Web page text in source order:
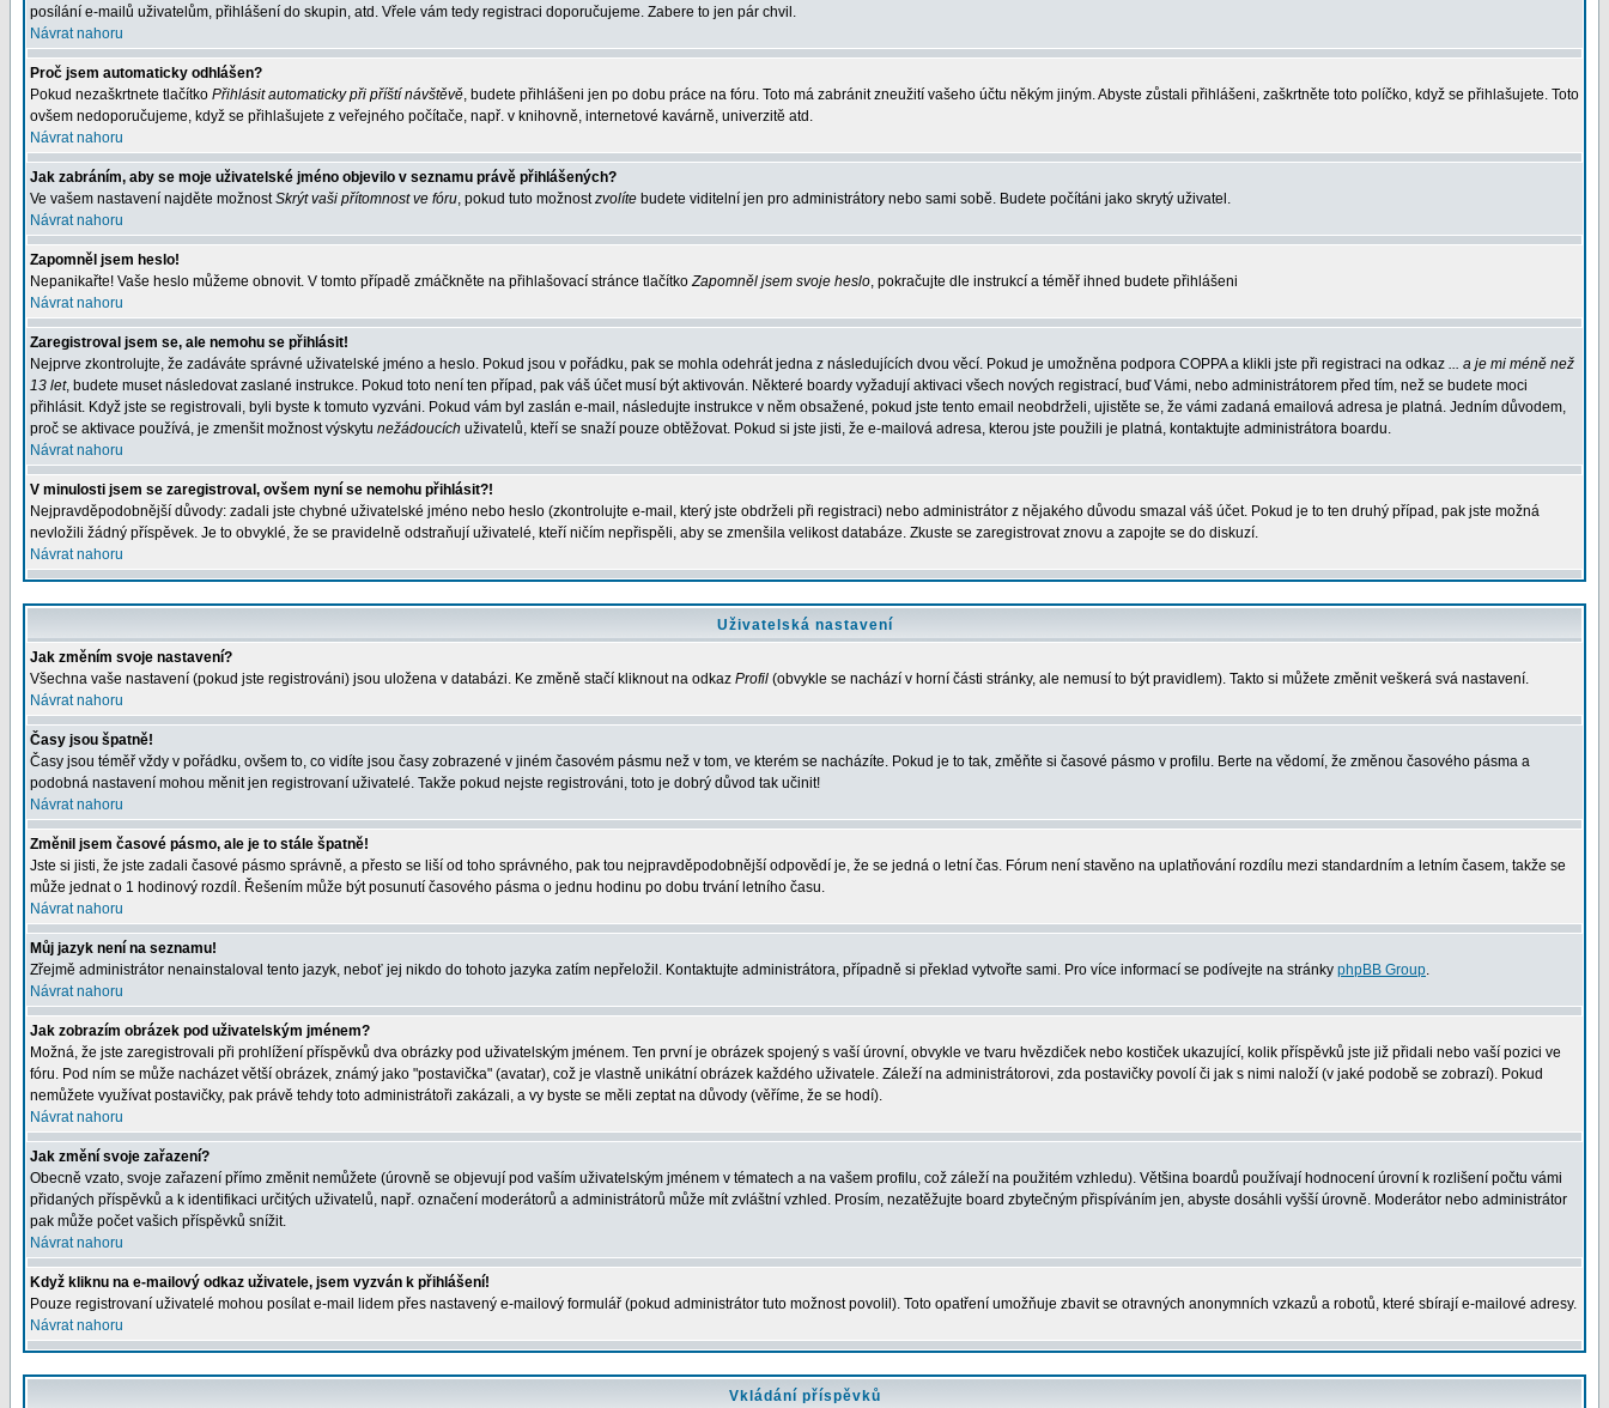
posílání e-mailů uživatelům, přihlášení do skupin, atd. Vřele vám tedy registraci doporučujeme. Zabere to jen pár chvil.
Návrat nahoru
Proč jsem automaticky odhlášen?
Pokud nezaškrtnete tlačítko Přihlásit automaticky při příští návštěvě, budete přihlášeni jen po dobu práce na fóru. Toto má zabránit zneužití vašeho účtu někým jiným. Abyste zůstali přihlášeni, zaškrtněte toto políčko, když se přihlašujete. Toto
ovšem nedoporučujeme, když se přihlašujete z veřejného počítače, např. v knihovně, internetové kavárně, univerzitě atd.
Návrat nahoru
Jak zabráním, aby se moje uživatelské jméno objevilo v seznamu právě přihlášených?
Ve vašem nastavení najděte možnostSkrýt vaši přítomnost ve fóru, pokud tuto možnostzvolíte budete viditelní jen pro administrátory nebo sami sobě. Budete počítáni jako skrytý uživatel.
Návrat nahoru
Zapomněl jsem heslo!
Nepanikařte! Vaše heslo můžeme obnovit. V tomto případě zmáčkněte na přihlašovací stránce tlačítkoZapomněl jsem svoje heslo, pokračujte dle instrukcí a téměř ihned budete přihlášeni
Návrat nahoru
Zaregistroval jsem se, ale nemohu se přihlásit!
Nejprve zkontrolujte, že zadáváte správné uživatelské jméno a heslo. Pokud jsou v pořádku, pak se mohla odehrát jedna z následujících dvou věcí. Pokud je umožněna podpora COPPA a klikli jste při registraci na odkaz ... a je mi méně než
13 let, budete muset následovat zaslané instrukce. Pokud toto není ten případ, pak váš účet musí být aktivován. Některé boardy vyžadují aktivaci všech nových registrací, buď Vámi, nebo administrátorem před tím, než se budete moci
přihlásit. Když jste se registrovali, byli byste k tomuto vyzváni. Pokud vám byl zaslán e-mail, následujte instrukce v něm obsažené, pokud jste tento email neobdrželi, ujistěte se, že vámi zadaná emailová adresa je platná. Jedním důvodem,
proč se aktivace používá, je zmenšit možnost výskytu nežádoucích uživatelů, kteří se snaží pouze obtěžovat. Pokud si jste jisti, že e-mailová adresa, kterou jste použili je platná, kontaktujte administrátora boardu.
Návrat nahoru
V minulosti jsem se zaregistroval, ovšem nyní se nemohu přihlásit?!
Nejpravděpodobnější důvody: zadali jste chybné uživatelské jméno nebo heslo (zkontrolujte e-mail, který jste obdrželi při registraci) nebo administrátor z nějakého důvodu smazal váš účet. Pokud je to ten druhý případ, pak jste možná
nevložili žádný příspěvek. Je to obvyklé, že se pravidelně odstraňují uživatelé, kteří ničím nepřispěli, aby se zmenšila velikost databáze. Zkuste se zaregistrovat znovu a zapojte se do diskuzí.
Návrat nahoru
Uživatelská nastavení
Jak změním svoje nastavení?
Všechna vaše nastavení (pokud jste registrováni) jsou uložena v databázi. Ke změně stačí kliknout na odkaz Profil (obvykle se nachází v horní části stránky, ale nemusí to být pravidlem). Takto si můžete změnit veškerá svá nastavení.
Návrat nahoru
Časy jsou špatně!
Časy jsou téměř vždy v pořádku, ovšem to, co vidíte jsou časy zobrazené v jiném časovém pásmu než v tom, ve kterém se nacházíte. Pokud je to tak, změňte si časové pásmo v profilu. Berte na vědomí, že změnou časového pásma a
podobná nastavení mohou měnit jen registrovaní uživatelé. Takže pokud nejste registrováni, toto je dobrý důvod tak učinit!
Návrat nahoru
Změnil jsem časové pásmo, ale je to stále špatně!
Jste si jisti, že jste zadali časové pásmo správně, a přesto se liší od toho správného, pak tou nejpravděpodobnější odpovědí je, že se jedná o letní čas. Fórum není stavěno na uplatňování rozdílu mezi standardním a letním časem, takže se
může jednat o 1 hodinový rozdíl. Řešením může být posunutí časového pásma o jednu hodinu po dobu trvání letního času.
Návrat nahoru
Můj jazyk není na seznamu!
Zřejmě administrátor nenainstaloval tento jazyk, neboť jej nikdo do tohoto jazyka zatím nepřeložil. Kontaktujte administrátora, případně si překlad vytvořte sami. Pro více informací se podívejte na stránky phpBB Group.
Návrat nahoru
Jak zobrazím obrázek pod uživatelským jménem?
Možná, že jste zaregistrovali při prohlížení příspěvků dva obrázky pod uživatelským jménem. Ten první je obrázek spojený s vaší úrovní, obvykle ve tvaru hvězdiček nebo kostiček ukazující, kolik příspěvků jste již přidali nebo vaší pozici ve
fóru. Pod ním se může nacházet větší obrázek, známý jako "postavička" (avatar), což je vlastně unikátní obrázek každého uživatele. Záleží na administrátorovi, zda postavičky povolí či jak s nimi naloží (v jaké podobě se zobrazí). Pokud
nemůžete využívat postavičky, pak právě tehdy toto administrátoři zakázali, a vy byste se měli zeptat na důvody (věříme, že se hodí).
Návrat nahoru
Jak změní svoje zařazení?
Obecně vzato, svoje zařazení přímo změnit nemůžete (úrovně se objevují pod vaším uživatelským jménem v tématech a na vašem profilu, což záleží na použitém vzhledu). Většina boardů používají hodnocení úrovní k rozlišení počtu vámi
přidaných příspěvků a k identifikaci určitých uživatelů, např. označení moderátorů a administrátorů může mít zvláštní vzhled. Prosím, nezatěžujte board zbytečným přispíváním jen, abyste dosáhli vyšší úrovně. Moderátor nebo administrátor
pak může počet vašich příspěvků snížit.
Návrat nahoru
Když kliknu na e-mailový odkaz uživatele, jsem vyzván k přihlášení!
Pouze registrovaní uživatelé mohou posílat e-mail lidem přes nastavený e-mailový formulář (pokud administrátor tuto možnost povolil). Toto opatření umožňuje zbavit se otravných anonymních vzkazů a robotů, které sbírají e-mailové adresy.
Návrat nahoru
Vkládání příspěvků